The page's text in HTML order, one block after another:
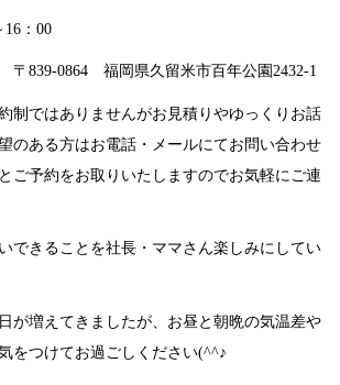
：00
839-0864 福岡県久留米市百年公園2432-1
制ではありませんがお見積りやゆっくりお話
のある方はお電話・メールにてお問い合わせ
ご予約をお取りいたしますのでお気軽にご連
できることを社長・ママさん楽しみにしてい
が増えてきましたが、お昼と朝晩の気温差や
をつけてお過ごしください(^^♪